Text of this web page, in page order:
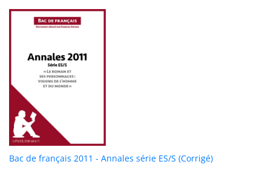
Bac de français 2011 - Annales série ES/S (Corrigé)